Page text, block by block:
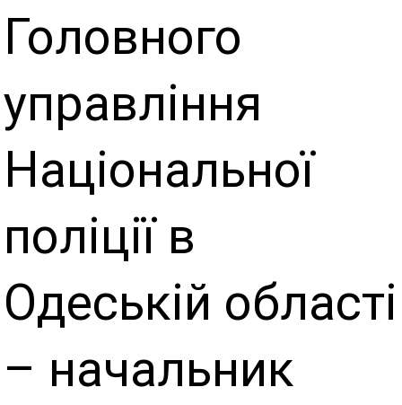
Головного
управління
Національної
поліції в
Одеській області
– начальник